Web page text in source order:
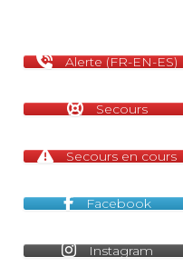
Alerte (FR-EN-ES)
Secours
Secours en cours
Facebook
Instagram